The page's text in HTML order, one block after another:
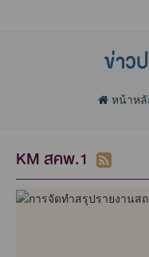
ข่าว
หน้าหลั
KM สคพ.1